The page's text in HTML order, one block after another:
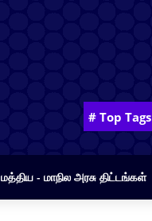
# Top Tags
மத்திய - மாநில அரசு திட்டங்கள்